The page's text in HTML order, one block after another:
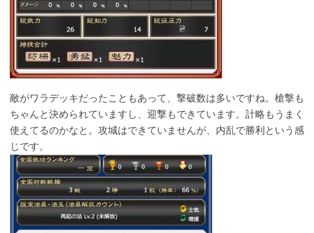
敵がワラデッキだったこともあって、撃破数は多いですね。槍撃も
ちゃんと決められていますし、迎撃もできています。計略もうまく
使えてるのかなと。攻城はできていませんが、内乱で勝利という感
じです。